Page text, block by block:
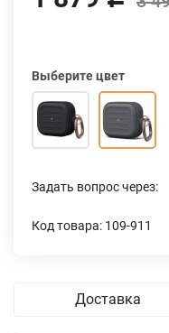
Выберите цвет
Задать вопрос через:
Код товара: 109-911
Доставка